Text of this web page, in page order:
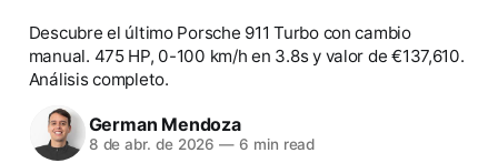
Descubre el último Porsche 911 Turbo con cambio
manual. 475 HP, 0-100 km/h en 3.8s y valor de €137,610.
Análisis completo.
German Mendoza
8 de abr. de 2026 — 6 min read